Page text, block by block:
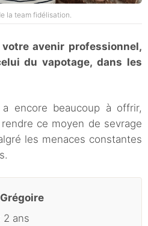
la team fidélisation.
avenir professionnel,
du vapotage, dans les
encore beaucoup à offrir,
ce moyen de sevrage
les menaces constantes
2 ans